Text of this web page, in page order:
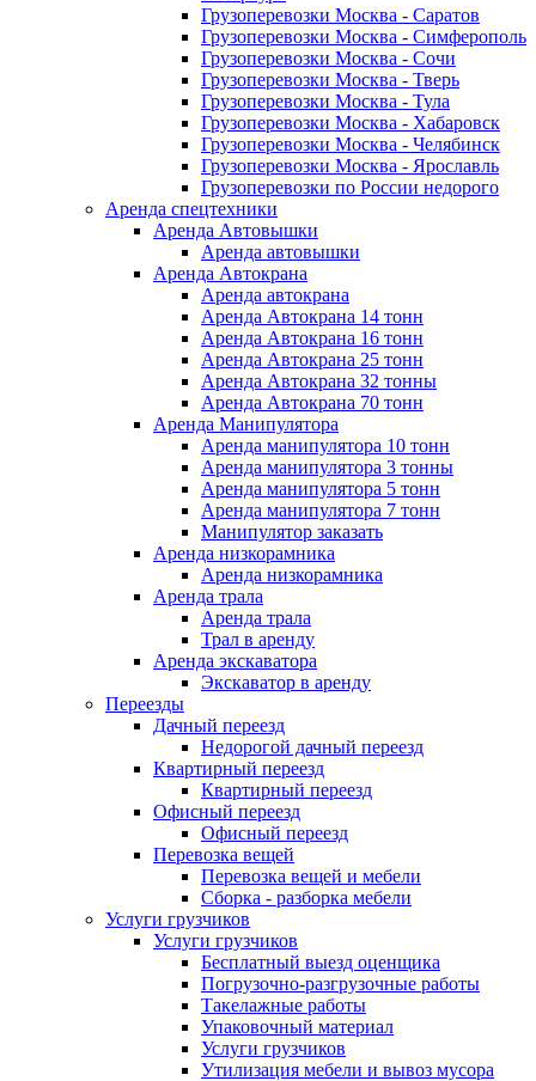
Грузоперевозки Москва - Саратов
Грузоперевозки Москва - Симферополь
Грузоперевозки Москва - Сочи
Грузоперевозки Москва - Тверь
Грузоперевозки Москва - Тула
Грузоперевозки Москва - Хабаровск
Грузоперевозки Москва - Челябинск
Грузоперевозки Москва - Ярославль
Грузоперевозки по России недорого
Аренда спецтехники
Аренда Автовышки
Аренда автовышки
Аренда Автокрана
Аренда автокрана
Аренда Автокрана 14 тонн
Аренда Автокрана 16 тонн
Аренда Автокрана 25 тонн
Аренда Автокрана 32 тонны
Аренда Автокрана 70 тонн
Аренда Манипулятора
Аренда манипулятора 10 тонн
Аренда манипулятора 3 тонны
Аренда манипулятора 5 тонн
Аренда манипулятора 7 тонн
Манипулятор заказать
Аренда низкорамника
Аренда низкорамника
Аренда трала
Аренда трала
Трал в аренду
Аренда экскаватора
Экскаватор в аренду
Переезды
Дачный переезд
Недорогой дачный переезд
Квартирный переезд
Квартирный переезд
Офисный переезд
Офисный переезд
Перевозка вещей
Перевозка вещей и мебели
Сборка - разборка мебели
Услуги грузчиков
Услуги грузчиков
Бесплатный выезд оценщика
Погрузочно-разгрузочные работы
Такелажные работы
Упаковочный материал
Услуги грузчиков
Утилизация мебели и вывоз мусора